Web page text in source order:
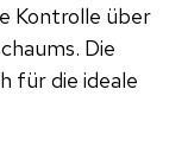
Kontrolle über
Die
für die ideale